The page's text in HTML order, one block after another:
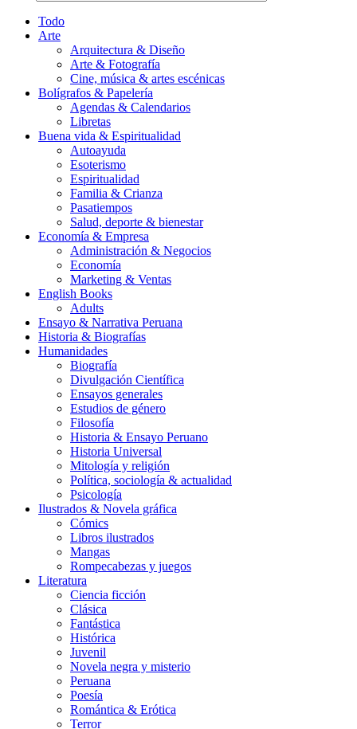
Todo
Arte
Arquitectura & Diseño
Arte & Fotografía
Cine, música & artes escénicas
Bolígrafos & Papelería
Agendas & Calendarios
Libretas
Buena vida & Espiritualidad
Autoayuda
Esoterismo
Espiritualidad
Familia & Crianza
Pasatiempos
Salud, deporte & bienestar
Economía & Empresa
Administración & Negocios
Economía
Marketing & Ventas
English Books
Adults
Ensayo & Narrativa Peruana
Historia & Biografías
Humanidades
Biografía
Divulgación Científica
Ensayos generales
Estudios de género
Filosofía
Historia & Ensayo Peruano
Historia Universal
Mitología y religión
Política, sociología & actualidad
Psicología
Ilustrados & Novela gráfica
Cómics
Libros ilustrados
Mangas
Rompecabezas y juegos
Literatura
Ciencia ficción
Clásica
Fantástica
Histórica
Juvenil
Novela negra y misterio
Peruana
Poesía
Romántica & Erótica
Terror